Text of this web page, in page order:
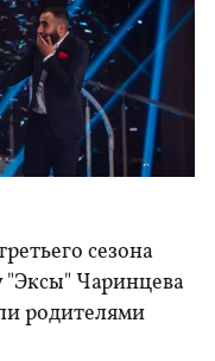
сезона
Чаринцева
родителями